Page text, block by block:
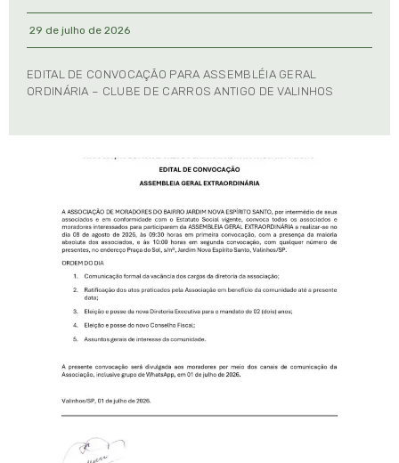
29 de julho de 2026
EDITAL DE CONVOCAÇÃO PARA ASSEMBLÉIA GERAL
ORDINÁRIA – CLUBE DE CARROS ANTIGO DE VALINHOS